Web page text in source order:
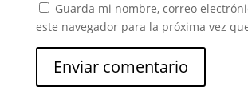
Guarda mi nombre, correo
este navegador para la próxima vez